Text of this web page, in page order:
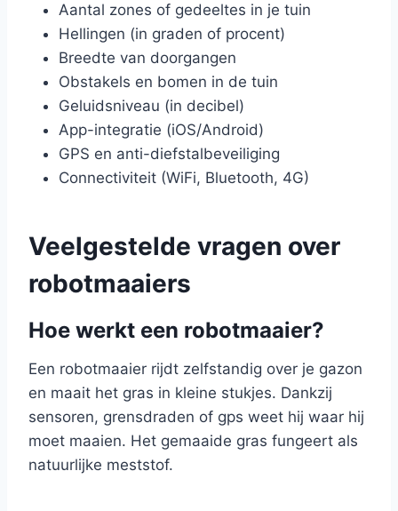
Aantal zones of gedeeltes in je tuin
Hellingen (in graden of procent)
Breedte van doorgangen
Obstakels en bomen in de tuin
Geluidsniveau (in decibel)
App-integratie (iOS/Android)
GPS en anti-diefstalbeveiliging
Connectiviteit (WiFi, Bluetooth, 4G)
Veelgestelde vragen over
robotmaaiers
Hoe werkt een robotmaaier?
Een robotmaaier rijdt zelfstandig over je gazon
en maait het gras in kleine stukjes. Dankzij
sensoren, grensdraden of gps weet hij waar hij
moet maaien. Het gemaaide gras fungeert als
natuurlijke meststof.